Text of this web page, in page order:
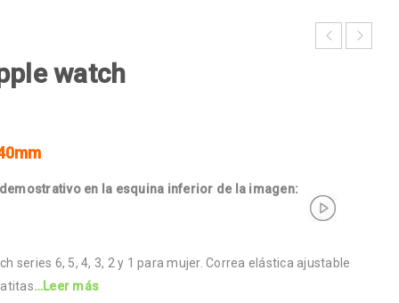
watch
en la esquina inferior de la imagen:
series 6, 5, 4, 3, 2 y 1 para mujer. Correa elástica ajustable
…Leer más